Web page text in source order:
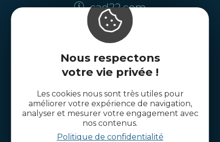
Nous respectons
votre vie privée !
Les cookies nous sont très utiles pour
améliorer votre expérience de navigation,
analyser et mesurer votre engagement avec
nos contenus.
Politique de confidentialité
cad22.com